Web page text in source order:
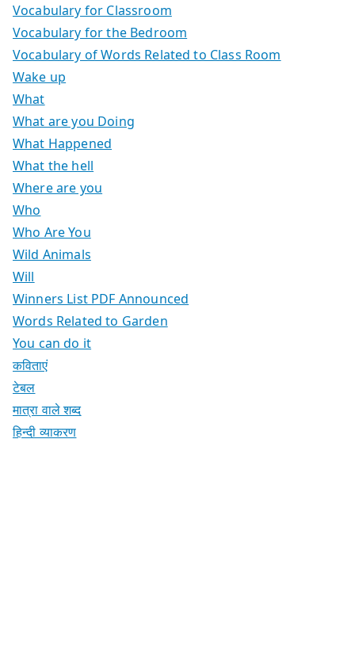
Vocabulary for Classroom
Vocabulary for the Bedroom
Vocabulary of Words Related to Class Room
Wake up
What
What are you Doing
What Happened
What the hell
Where are you
Who
Who Are You
Wild Animals
Will
Winners List PDF Announced
Words Related to Garden
You can do it
कविताएं
टेबल
मात्रा वाले शब्द
हिन्दी व्याकरण